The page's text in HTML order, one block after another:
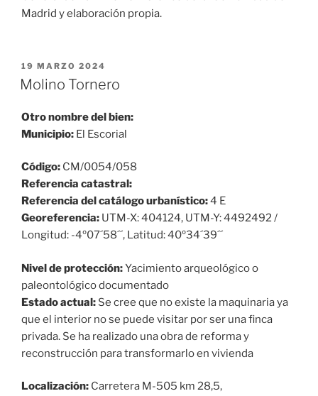
Madrid y elaboración propia.
PUBLICADO
EL
19 MARZO 2024
Molino Tornero
Otro nombre del bien:
Municipio: El Escorial
Código: CM/0054/058
Referencia catastral:
Referencia del catálogo urbanístico:4 E
Georeferencia: UTM-X: 404124, UTM-Y: 4492492 /
Longitud: -4º07´58´´, Latitud: 40º34´39´´
Nivel de protección:Yacimiento arqueológico o
paleontológico documentado
Estado actual: Se cree que no existe la maquinaria ya
que el interior no se puede visitar por ser una finca
privada. Se ha realizado una obra de reforma y
reconstrucción para transformarlo en vivienda
Localización: Carretera M-505 km 28,5,